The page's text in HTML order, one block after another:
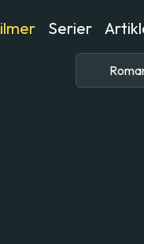
Serier